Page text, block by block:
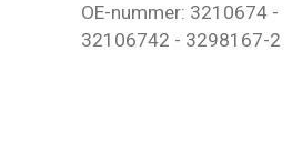
OE-nummer: 3210674 -
32106742 - 3298167-2